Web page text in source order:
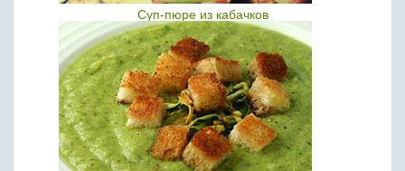
Суп-пюре из кабачков